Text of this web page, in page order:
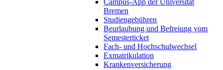
Bremen
Studiengebühren
Beurlaubung und Befreiung vom
Semesterticket
Fach- und Hochschulwechsel
Exmatrikulation
Krankenversicherung